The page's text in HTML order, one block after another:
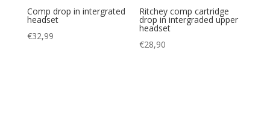
Comp drop in intergrated
headset
€32,99
Ritchey comp cartridge
drop in intergraded upper
headset
€28,90